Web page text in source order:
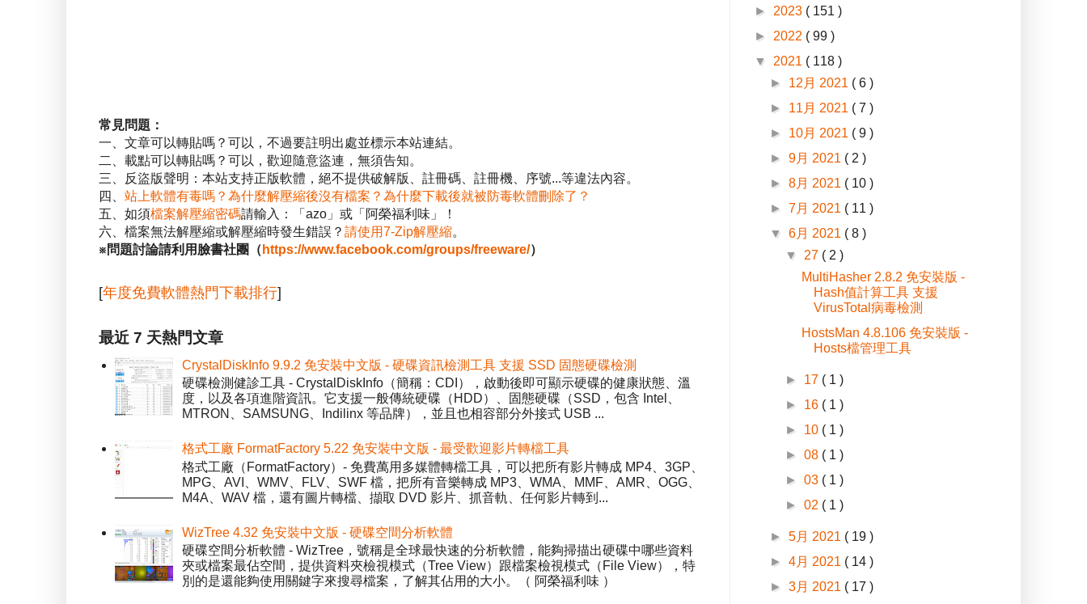
常見問題：
一、文章可以轉貼嗎？可以，不過要註明出處並標示本站連結。
二、載點可以轉貼嗎？可以，歡迎隨意盜連，無須告知。
三、反盜版聲明：本站支持正版軟體，絕不提供破解版、註冊碼、註冊機、序號...等違法內容。
四、 站上軟體有毒嗎？為什麼解壓縮後沒有檔案？為什麼下載後就被防毒軟體刪除了？
五、如須檔案解壓縮密碼請輸入：「azo」或「阿榮福利味」！
六、檔案無法解壓縮或解壓縮時發生錯誤？ 請使用7-Zip解壓縮。
※問題討論請利用臉書社團（ https://www.facebook.com/groups/freeware/）
[年度免費軟體熱門下載排行]
最近 7 天熱門文章
CrystalDiskInfo 9.9.2 免安裝中文版 - 硬碟資訊檢測工具 支援 SSD 固態硬碟檢測
硬碟檢測健診工具 - CrystalDiskInfo（簡稱：CDI），啟動後即可顯示硬碟的健康狀態、溫
度，以及各項進階資訊。它支援一般傳統硬碟（HDD）、固態硬碟（SSD，包含 Intel、
MTRON、SAMSUNG、Indilinx 等品牌），並且也相容部分外接式 USB ...
格式工廠 FormatFactory 5.22 免安裝中文版 - 最受歡迎影片轉檔工具
格式工廠（FormatFactory）- 免費萬用多媒體轉檔工具，可以把所有影片轉成 MP4、3GP、
MPG、AVI、WMV、FLV、SWF 檔，把所有音樂轉成 MP3、WMA、MMF、AMR、OGG、
M4A、WAV 檔，還有圖片轉檔、擷取 DVD 影片、抓音軌、任何影片轉到...
WizTree 4.32 免安裝中文版 - 硬碟空間分析軟體
硬碟空間分析軟體 - WizTree，號稱是全球最快速的分析軟體，能夠掃描出硬碟中哪些資料
夾或檔案最佔空間，提供資料夾檢視模式（Tree View）跟檔案檢視模式（File View），特
別的是還能夠使用關鍵字來搜尋檔案，了解其佔用的大小。（ 阿榮福利味 ）
► 2023 ( 151 )
► 2022 ( 99 )
▼ 2021 ( 118 )
► 12月 2021 ( 6 )
► 11月 2021 ( 7 )
► 10月 2021 ( 9 )
►9月 2021 ( 2 )
►8月 2021 ( 10 )
►7月 2021 ( 11 )
▼6月 2021 ( 8 )
▼ 27 ( 2 )
MultiHasher 2.8.2 免安裝版 -
Hash值計算工具 支援
VirusTotal病毒檢測
HostsMan 4.8.106 免安裝版 -
Hosts檔管理工具
► 17 ( 1 )
► 16 ( 1 )
► 10 ( 1 )
►08 ( 1 )
►03 ( 1 )
►02 ( 1 )
►5月 2021 ( 19 )
►4月 2021 ( 14 )
►3月 2021 ( 17 )